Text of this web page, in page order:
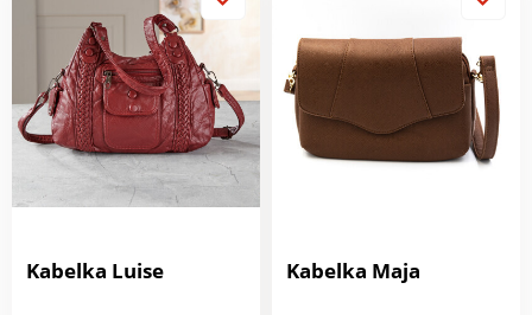
nastaviteľný ramenný
popruh. 3 farby.
Kabelka Luise Kabelka Maja